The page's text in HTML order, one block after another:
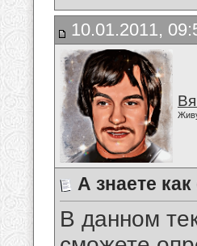
10.01.2011,
А знаете
В данном